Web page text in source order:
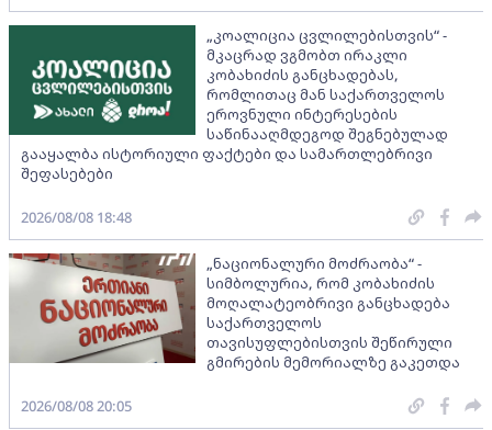
„კოალიცია ცვლილებისთვის“ -
მკაცრად ვგმობთ ირაკლი
კობახიძის განცხადებას,
რომლითაც მან საქართველოს
ეროვნული ინტერესების
საწინააღმდეგოდ შეგნებულად
გააყალბა ისტორიული ფაქტები და სამართლებრივი
შეფასებები
2026/08/08 18:48
„ნაციონალური მოძრაობა“ -
სიმბოლურია, რომ კობახიძის
მოღალატეობრივი განცხადება
საქართველოს
თავისუფლებისთვის შეწირული
გმირების მემორიალზე გაკეთდა
2026/08/08 20:05